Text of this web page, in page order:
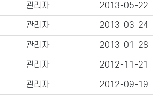
관리자 2013-05-22
관리자 2013-03-24
관리자 2013-01-28
관리자 2012-11-21
관리자 2012-09-19